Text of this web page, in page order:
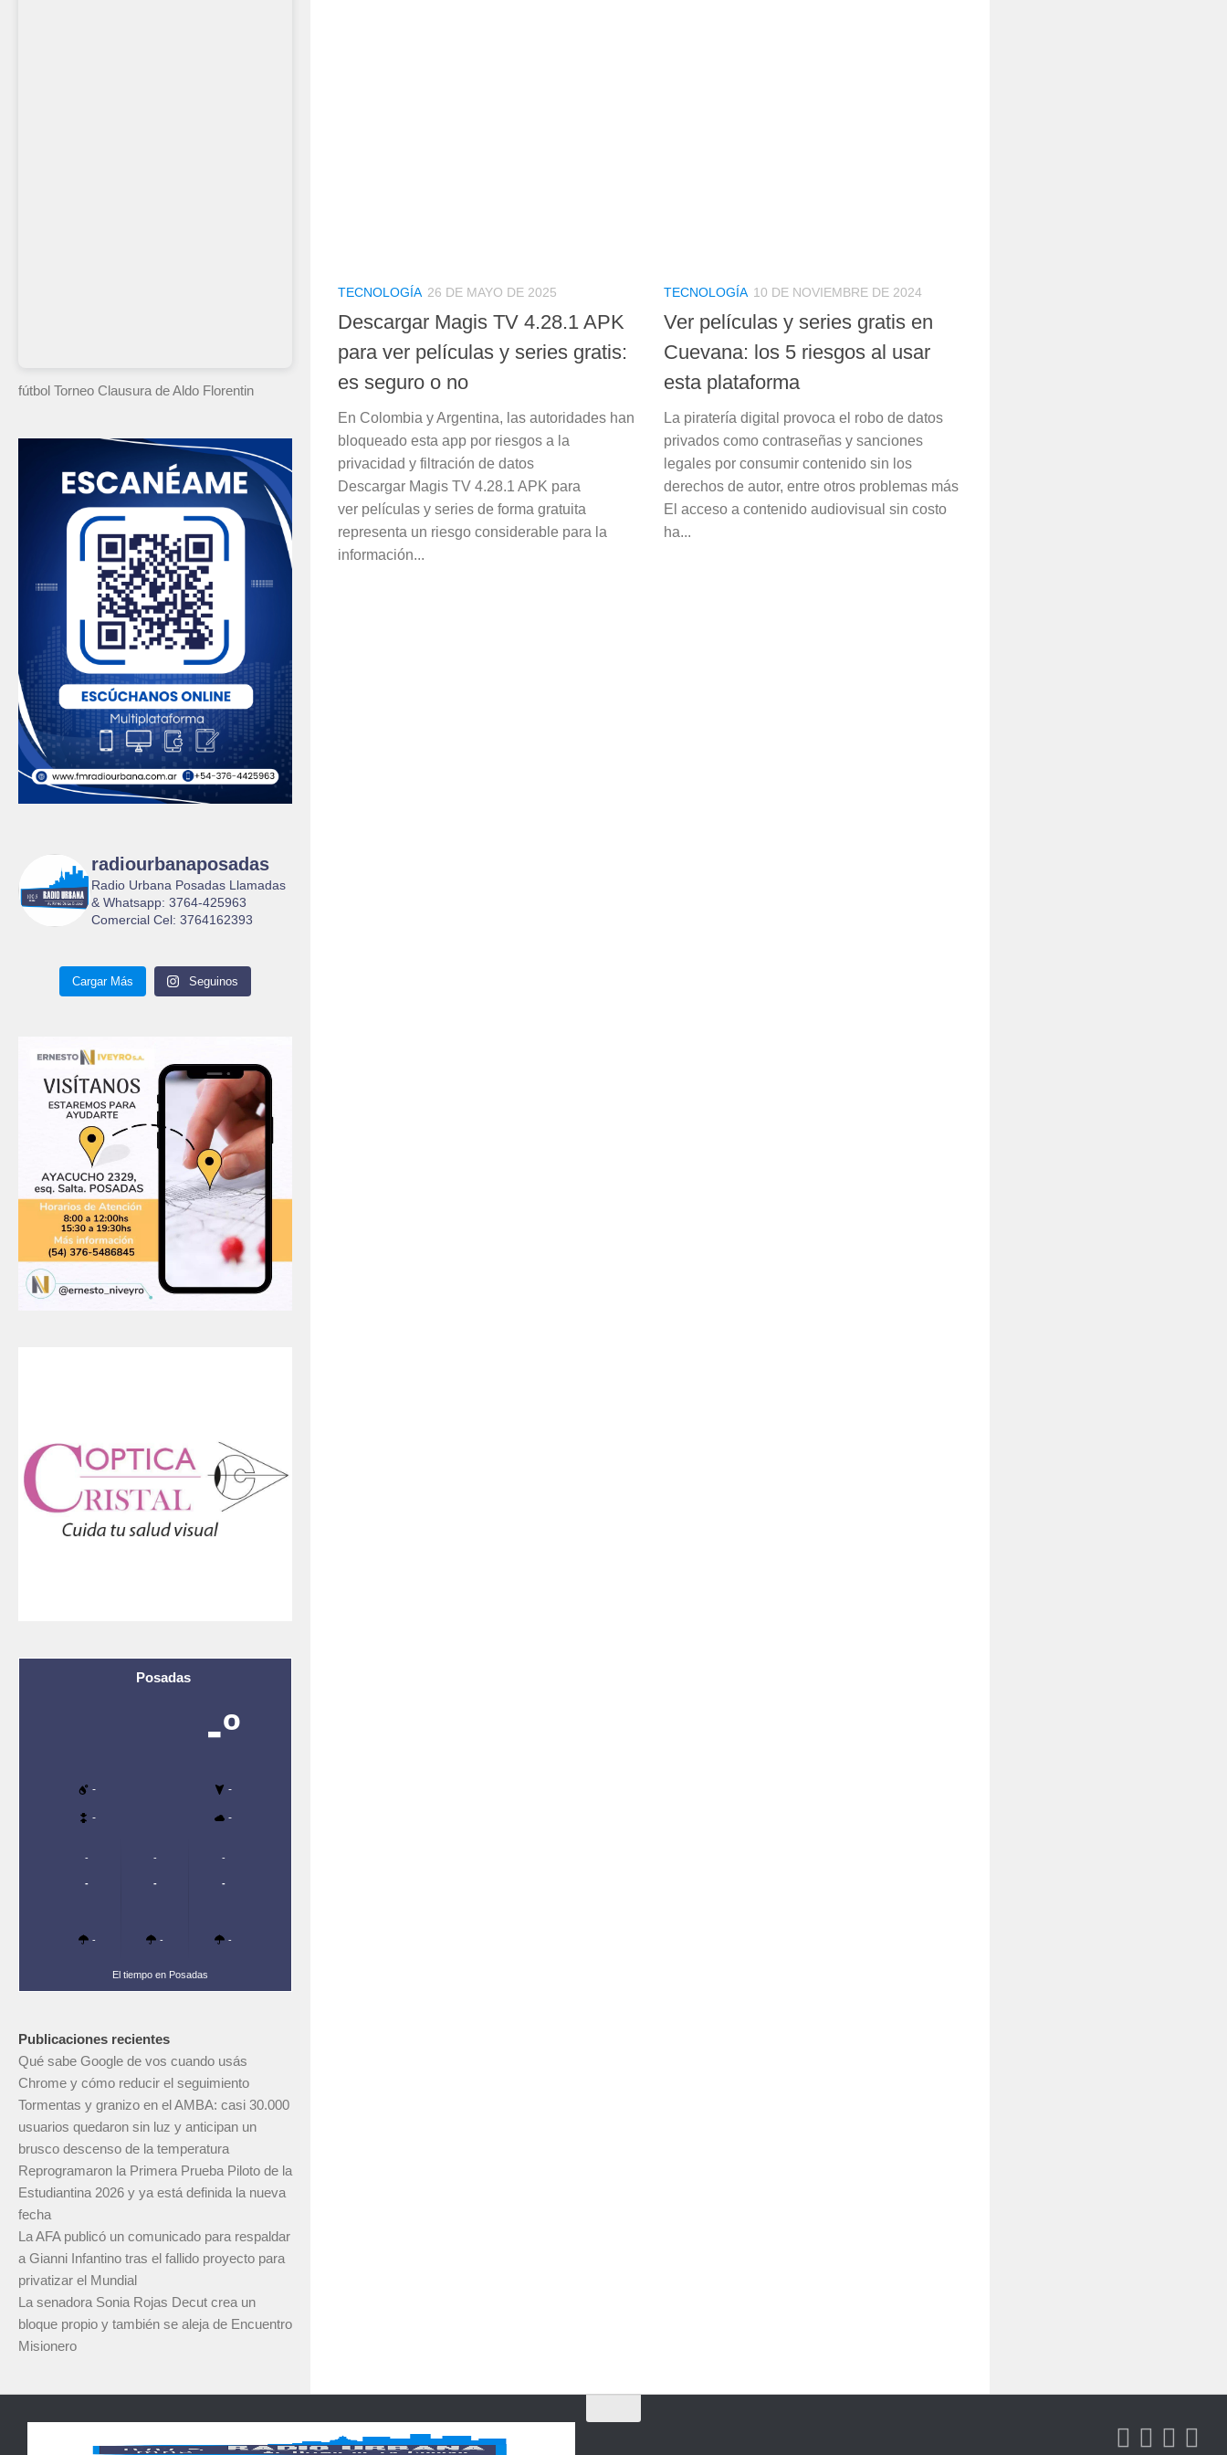
TECNOLOGÍA 26 DE MAYO DE 2025
Descargar Magis TV 4.28.1 APK
para ver películas y series gratis:
es seguro o no
En Colombia y Argentina, las autoridades han
bloqueado esta app por riesgos a la
privacidad y filtración de datos
Descargar Magis TV 4.28.1 APK para
ver películas y series de forma gratuita
representa un riesgo considerable para la
información...
TECNOLOGÍA 10 DE NOVIEMBRE DE 2024
Ver películas y series gratis en
Cuevana: los 5 riesgos al usar
esta plataforma
La piratería digital provoca el robo de datos
privados como contraseñas y sanciones
legales por consumir contenido sin los
derechos de autor, entre otros problemas más
El acceso a contenido audiovisual sin costo
ha...
fútbol Torneo Clausurade Aldo Florentin
radiourbanaposadas
Radio Urbana Posadas Llamadas
& Whatsapp: 3764-425963
Comercial Cel: 3764162393
Cargar Más Seguinos
Posadas
-º
- -
- -
-
-
-
-
-
-
-
-
-
El tiempo en Posadas
Publicaciones recientes
Qué sabe Google de vos cuando usás
Chrome y cómo reducir el seguimiento
Tormentas y granizo en el AMBA: casi 30.000
usuarios quedaron sin luz y anticipan un
brusco descenso de la temperatura
Reprogramaron la Primera Prueba Piloto de la
Estudiantina 2026 y ya está definida la nueva
fecha
La AFA publicó un comunicado para respaldar
a Gianni Infantino tras el fallido proyecto para
privatizar el Mundial
La senadora Sonia Rojas Decut crea un
bloque propio y también se aleja de Encuentro
Misionero